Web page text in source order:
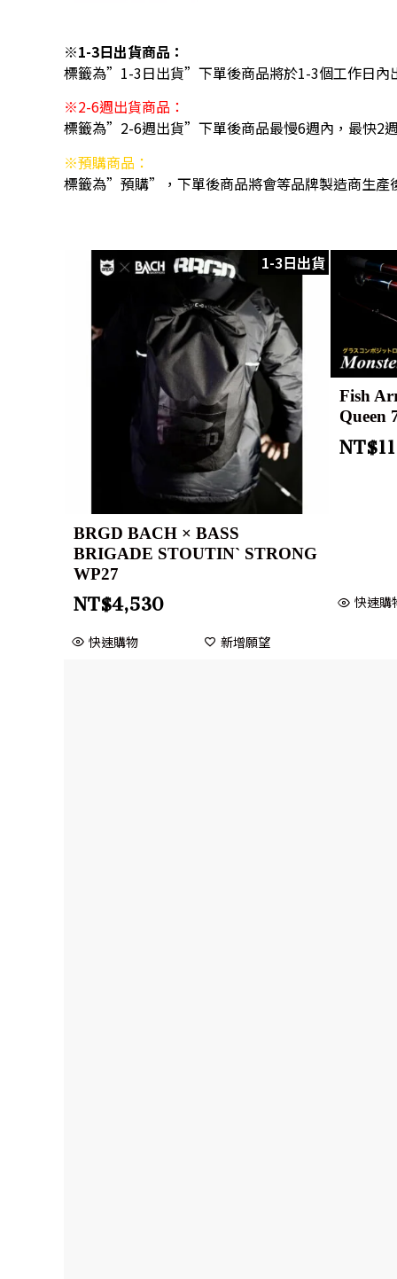
※1-3日出貨商品：
標籤為”1-3日出貨”下單後商品將於1-3個工作日內
※2-6週出貨商品：
標籤為”2-6週出貨”下單後商品最慢6週內，最快2
※預購商品：
標籤為”預購”，下單後商品將會等品牌製造商生產
1-3日出貨
BRGD BACH × BASS
BRIGADE STOUTIN` STRONG
WP27
NT$4,530
快速購物 新增願望
Fish
Queen
NT$
快速購